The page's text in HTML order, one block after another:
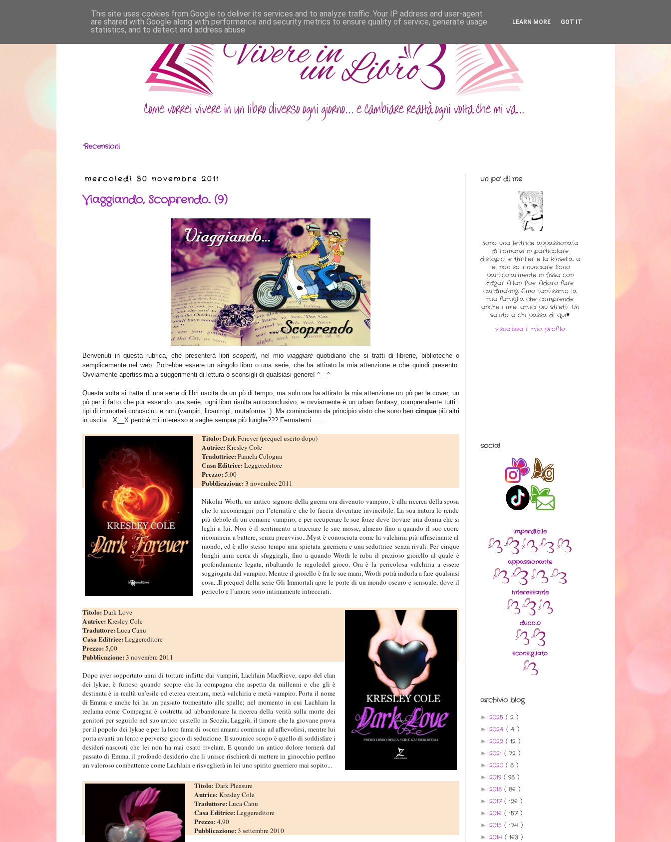
Recensioni
mercoledì 30 novembre 2011
Viaggiando, Scoprendo.. (9)
Benvenuti in questa rubrica, che presenterà libri scoperti, nel mio viaggiarequotidiano che si tratti di librerie, biblioteche o
semplicemente nel web. Potrebbe essere un singololibro o una serie, che ha attirato la mia attenzione e che quindi presento.
Ovviamente apertissima a suggerimenti di lettura o sconsigli di qualsiasi genere! ^__^
Questa volta si tratta di una serie di libri uscita da un pò di tempo, ma solo ora ha attirato la mia attenzione un pò per le cover, un
pò per il fatto che pur essendo una serie, ogni libro risulta autoconclusivo, e ovviamente è un urban fantasy, comprendente tutti i
tipi di immortali conosciuti e non (vampiri, licantropi, mutaforma..). Ma cominciamo da principio visto che sono ben cinquepiù altri
in uscita...X__X perchè mi interesso a saghe sempre più lunghe??? Fermatemi.......
Titolo:Dark Forever (prequel uscito dopo)
Autrice:Kresley Cole
Traduttrice:Pamela Cologna
Casa Editrice:Leggereditore
Prezzo:5,00
Pubblicazione:3 novembre 2011
Nikolai Wroth, un antico signore della guerra ora divenuto vampiro, è alla ricerca della sposa
che lo accompagni per l’eternità e che lo faccia diventare invincibile. La sua natura lo rende
più debole di un comune vampiro, e per recuperare le sue forze deve trovare una donna che si
leghi a lui. Non è il sentimento a tracciare le sue mosse, almeno fino a quando il suo cuore
ricomincia a battere, senza preavviso...Myst è conosciuta come la valchiria più affascinante al
mondo, ed è allo stesso tempo una spietata guerriera e una seduttrice senza rivali. Per cinque
lunghi anni cerca di sfuggirgli, fino a quando Wroth le ruba il prezioso gioiello al quale è
profondamente legata, ribaltando le regoledel gioco. Ora è la pericolosa valchiria a essere
soggiogata dal vampiro. Mentre il gioiello è fra le sue mani, Wroth potrà indurla a fare qualsiasi
cosa...Il prequel della serie Gli Immortali apre le porte di un mondo oscuro e sensuale, dove il
pericolo e l’amore sono intimamente intrecciati.
Titolo:Dark Love
Autrice:Kresley Cole
Traduttore:Luca Canu
Casa Editrice:Leggereditore
Prezzo:5,00
Pubblicazione:3 novembre 2011
Dopo aver sopportato anni di torture inflitte dai vampiri, Lachlain MacRieve, capo del clan
dei lykae, è furioso quando scopre che la compagna che aspetta da millenni e che gli è
destinata è in realtà un’esile ed eterea creatura, metà valchiria e metà vampiro. Porta il nome
di Emma e anche lei ha un passato tormentato alle spalle; nel momento in cui Lachlain la
reclama come Compagna è costretta ad abbandonare la ricerca della verità sulla morte dei
genitori per seguirlo nel suo antico castello in Scozia. Laggiù, il timore che la giovane prova
per il popolo dei lykae e per la loro fama di oscuri amanti comincia ad affievolirsi, mentre lui
porta avanti un lento e perverso gioco di seduzione. Il suounico scopo è quello di soddisfare i
desideri nascosti che lei non ha mai osato rivelare. E quando un antico dolore tornerà dal
passato di Emma, il profondo desiderio che li unisce rischierà di mettere in ginocchio perfino
un valoroso combattente come Lachlain e risveglierà in lei uno spirito guerriero mai sopito...
Titolo:Dark Pleasure
Autrice:Kresley Cole
Traduttore:Luca Canu
Casa Editrice:Leggereditore
Prezzo:4,90
Pubblicazione:3 settembre 2010
un po' di me
Sono una lettrice appassionata
di romanzi in particolare
distopici e thriller e la Kinsella, a
lei non so rinunciare. Sono
particolarmente in fissa con
Edgar Allan Poe. Adoro fare
cardmaking. Amo tantissimo la
mia famiglia che comprende
anche i miei amici più stretti. Un
saluto a chi passa di qui♥
visualizza il mio profilo
social
imperdibile
appassionante
interessante
dubbio
sconsigliato
archivio blog
► 2025 ( 2 )
► 2024 ( 4 )
► 2022 ( 12 )
► 2021 ( 72 )
► 2020 ( 8 )
► 2019 ( 98 )
► 2018 ( 86 )
► 2017 ( 126 )
► 2016 ( 157 )
► 2015 ( 174 )
► 2014 ( 163 )
This site uses cookies from Google to deliver its services and to analyze traffic. Your IP address and user-agent
are shared with Google along with performance and security metrics to ensure quality of service, generate usage
statistics, and to detect and address abuse.
LEARN MORE GOT IT